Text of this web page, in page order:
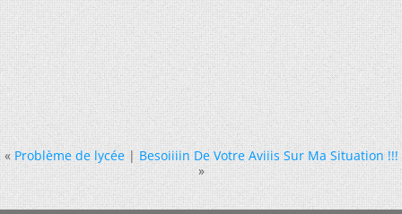
« Problème de lycée|Besoiiiin De Votre Aviiis Sur Ma Situation !!!
»